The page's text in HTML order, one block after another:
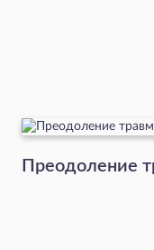
Преодоление